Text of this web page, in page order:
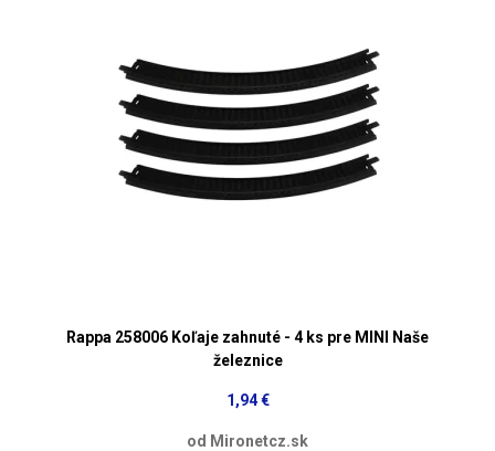
Rappa 258006 Koľaje zahnuté - 4 ks pre MINI Naše
železnice
1,94 €
od Mironetcz.sk